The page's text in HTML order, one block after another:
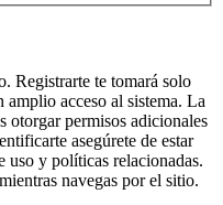
Registrarte te tomará solo
acceso al sistema. La
otorgar permisos adicionales
asegúrete de estar
uso y políticas relacionadas.
navegas por el sitio.